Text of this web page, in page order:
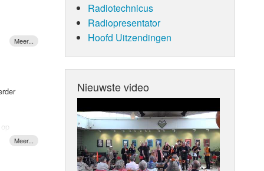
Radiotechnicus
Radiopresentator
Hoofd Uitzendingen
Nieuwste video